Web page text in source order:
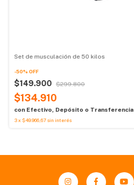
Set de musculación de 50 kilos
-50% OFF
$149.900 $299.800
$134.910
con Efectivo, Depósito o Transferencia
3x $49.966,67sin interés